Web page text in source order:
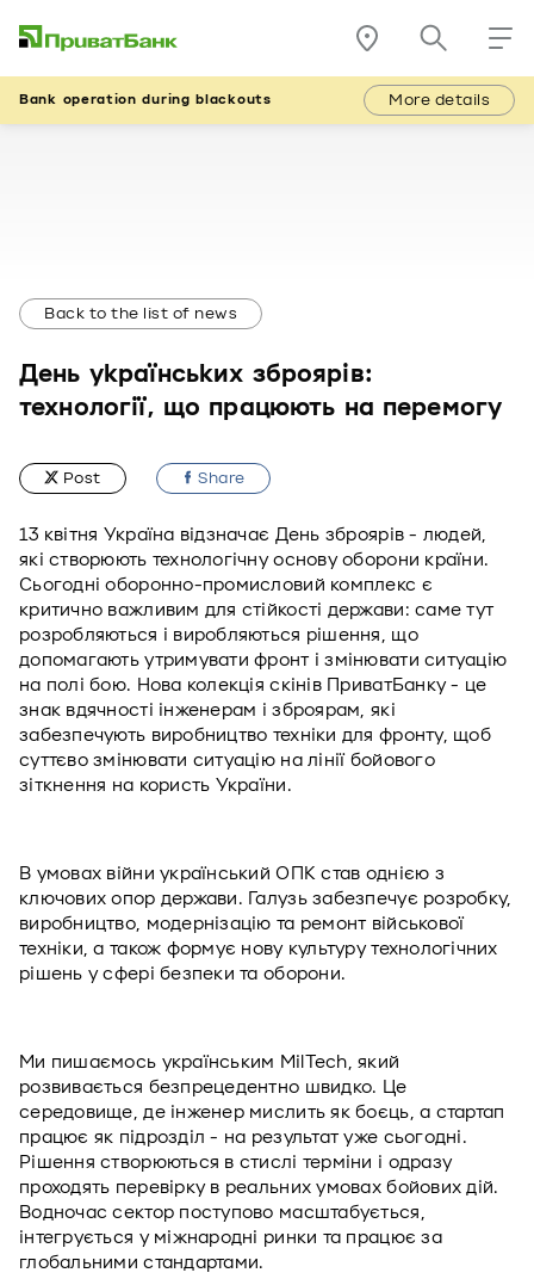
Bank operation during blackouts More details
Back to the list of news
День українських зброярів:
технології, що працюють на перемогу
Post Share
13 квітня Україна відзначає День зброярів - людей,
які створюють технологічну основу оборони країни.
Сьогодні оборонно-промисловий комплекс є
критично важливим для стійкості держави: саме тут
розробляються і виробляються рішення, що
допомагають утримувати фронт і змінювати ситуацію
на полі бою. Нова колекція скінів ПриватБанку - це
знак вдячності інженерам і зброярам, які
забезпечують виробництво техніки для фронту, щоб
суттєво змінювати ситуацію на лінії бойового
зіткнення на користь України.
В умовах війни український ОПК став однією з
ключових опор держави. Галузь забезпечує розробку,
виробництво, модернізацію та ремонт військової
техніки, а також формує нову культуру технологічних
рішень у сфері безпеки та оборони.
Ми пишаємось українським MilTech, який
розвивається безпрецедентно швидко. Це
середовище, де інженер мислить як боєць, а стартап
працює як підрозділ - на результат уже сьогодні.
Рішення створюються в стислі терміни і одразу
проходять перевірку в реальних умовах бойових дій.
Водночас сектор поступово масштабується,
інтегрується у міжнародні ринки та працює за
глобальними стандартами.